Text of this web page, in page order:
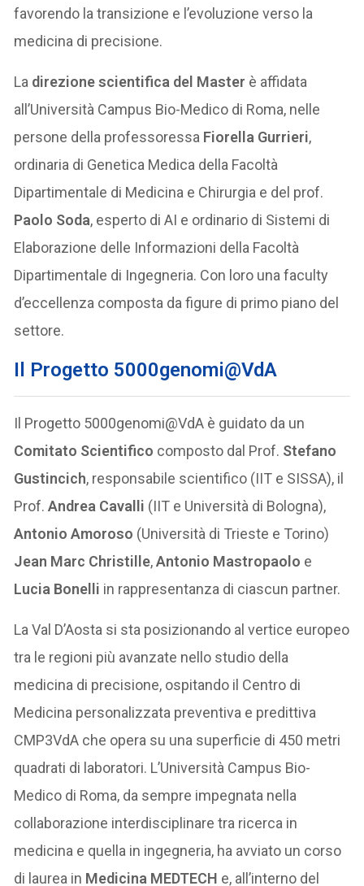
favorendo la transizione e l’evoluzione verso la
medicina di precisione.
La direzione scientifica del Master è affidata
all’Università Campus Bio-Medico di Roma, nelle
persone della professoressa Fiorella Gurrieri,
ordinaria di Genetica Medica della Facoltà
Dipartimentale di Medicina e Chirurgia e del prof.
Paolo Soda, esperto di AI e ordinario di Sistemi di
Elaborazione delle Informazioni della Facoltà
Dipartimentale di Ingegneria. Con loro una faculty
d’eccellenza composta da figure di primo piano del
settore.
Il Progetto 5000genomi@VdA
Il Progetto 5000genomi@VdA è guidato da un
Comitato Scientifico composto dal Prof. Stefano
Gustincich, responsabile scientifico (IIT e SISSA), il
Prof.Andrea Cavalli (IIT e Università di Bologna),
Antonio Amoroso (Università di Trieste e Torino)
Jean Marc Christille,Antonio Mastropaolo e
Lucia Bonelli in rappresentanza di ciascun partner.
La Val D’Aosta si sta posizionando al vertice europeo
tra le regioni più avanzate nello studio della
medicina di precisione, ospitando il Centro di
Medicina personalizzata preventiva e predittiva
CMP3VdA che opera su una superficie di 450 metri
quadrati di laboratori. L’Università Campus Bio-
Medico di Roma, da sempre impegnata nella
collaborazione interdisciplinare tra ricerca in
medicina e quella in ingegneria, ha avviato un corso
di laurea in Medicina MEDTECH e, all’interno del